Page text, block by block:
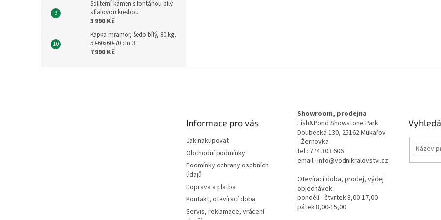
Soliterní kámen s fontánou bílý
s fialovou kresbou
3 990 Kč
Kapka mramor, šedo bílý, 80 kg,
50-60x60-70 cm 3
7 990 Kč
Informace pro vás
Jak nakupovat
Obchodní podmínky
Podmínky ochrany osobních
údajů
Doprava a platba
Kontakt, otevírací doba
Servis, reklamace, vrácení
Showroom, prodejna
Fish&Pond Showstone Park
Doubecká 130, 25162 Mukařov
- Žernovka
tel.: 774 303 606
email.: info@vodnikralovstvi.cz
Otevírací doba, prodej, výdej
objednávek:
pondělí - čtvrtek 8,00-17,00
pátek 8,00-15,00